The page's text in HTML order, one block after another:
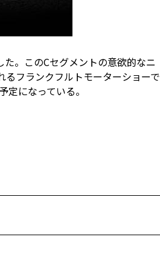
。このCセグメントの意欲的なニ
フランクフルトモーターショーで
になっている。